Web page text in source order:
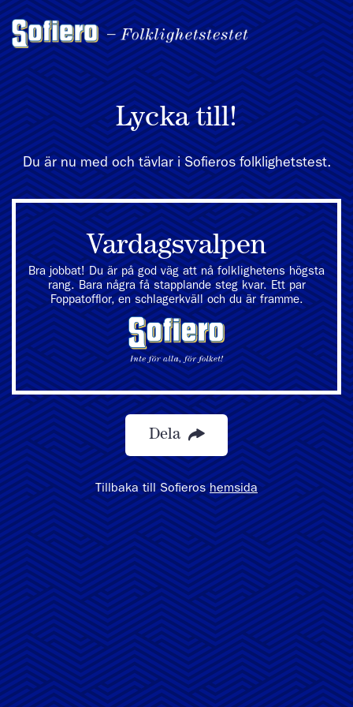
Lycka till!
Du är nu med och tävlar i Sofieros folklighetstest.
Vardagsvalpen
Bra jobbat! Du är på god väg att nå folklighetens högsta
rang. Bara några få stapplande steg kvar. Ett par
Foppatofflor, en schlagerkväll och du är framme.
Dela
Tillbaka till Sofieroshemsida